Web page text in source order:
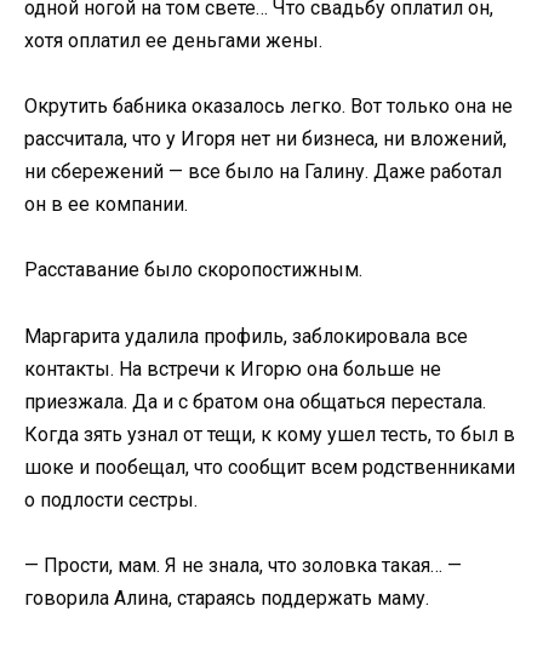
одной ногой на том свете… Что свадьбу оплатил он,
хотя оплатил ее деньгами жены.
Окрутить бабника оказалось легко. Вот только она не
рассчитала, что у Игоря нет ни бизнеса, ни вложений,
ни сбережений — все было на Галину. Даже работал
он в ее компании.
Расставание было скоропостижным.
Маргарита удалила профиль, заблокировала все
контакты. На встречи к Игорю она больше не
приезжала. Да и с братом она общаться перестала.
Когда зять узнал от тещи, к кому ушел тесть, то был в
шоке и пообещал, что сообщит всем родственниками
о подлости сестры.
— Прости, мам. Я не знала, что золовка такая… —
говорила Алина, стараясь поддержать маму.